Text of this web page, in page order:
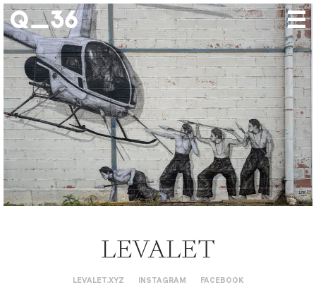
Nos créations
Nos talents
Où nous trouver
Nos expositions
À propos
Presse
LEVALET
LEVALET.XYZ INSTAGRAM FACEBOOK